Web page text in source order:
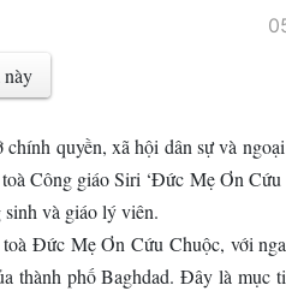
này
chính quyền, xã hội dân sự và
Công giáo Siri ‘Đức Mẹ Ơn
sinh và giáo lý viên.
Đức Mẹ Ơn Cứu Chuộc, với
thành phố Baghdad. Đây là mục